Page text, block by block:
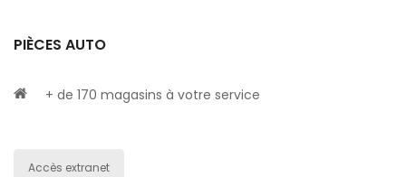
PIÈCES AUTO
+ de 170 magasins à votre service
Accès extranet